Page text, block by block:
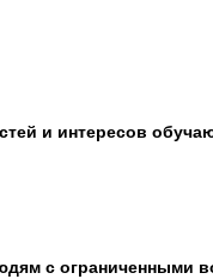
и интересов
с ограниченными